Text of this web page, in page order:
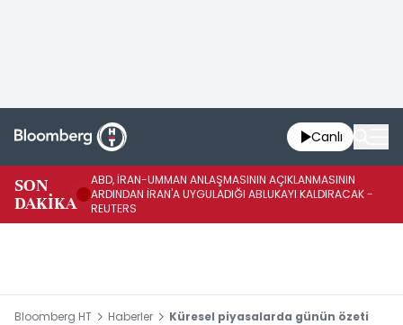
Canlı
SON
DAKİKA
ABD, İRAN-UMMAN ANLAŞMASININ AÇIKLANMASININ
ARDINDAN İRAN'A UYGULADIĞI ABLUKAYI KALDIRACAK -
REUTERS
Bloomberg HT Haberler Küresel piyasalarda günün özeti